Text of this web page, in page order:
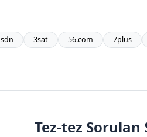
3sat 56.com 7plus
Tez-tez Sorulan